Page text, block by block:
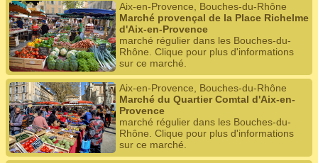
Aix-en-Provence, Bouches-du-Rhône
Marché provençal de la Place Richelme
d'Aix-en-Provence
marché régulier dans les Bouches-du-
Rhône. Clique pour plus d'informations
sur ce marché.
Aix-en-Provence, Bouches-du-Rhône
Marché du Quartier Comtal d'Aix-en-
Provence
marché régulier dans les Bouches-du-
Rhône. Clique pour plus d'informations
sur ce marché.